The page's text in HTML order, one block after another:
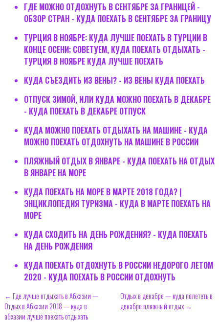
ГДЕ МОЖНО ОТДОХНУТЬ В СЕНТЯБРЕ ЗА ГРАНИЦЕЙ -
ОБЗОР СТРАН - КУДА ПОЕХАТЬ В СЕНТЯБРЕ ЗА ГРАНИЦУ
ТУРЦИЯ В НОЯБРЕ: КУДА ЛУЧШЕ ПОЕХАТЬ В ТУРЦИИ В
КОНЦЕ ОСЕНИ; СОВЕТУЕМ, КУДА ПОЕХАТЬ ОТДЫХАТЬ -
ТУРЦИЯ В НОЯБРЕ КУДА ЛУЧШЕ ПОЕХАТЬ
КУДА СЪЕЗДИТЬ ИЗ ВЕНЫ? - ИЗ ВЕНЫ КУДА ПОЕХАТЬ
ОТПУСК ЗИМОЙ, ИЛИ КУДА МОЖНО ПОЕХАТЬ В ДЕКАБРЕ
- КУДА ПОЕХАТЬ В ДЕКАБРЕ ОТПУСК
КУДА МОЖНО ПОЕХАТЬ ОТДЫХАТЬ НА МАШИНЕ - КУДА
МОЖНО ПОЕХАТЬ ОТДОХНУТЬ НА МАШИНЕ В РОССИИ
ПЛЯЖНЫЙ ОТДЫХ В ЯНВАРЕ - КУДА ПОЕХАТЬ НА ОТДЫХ
В ЯНВАРЕ НА МОРЕ
КУДА ПОЕХАТЬ НА МОРЕ В МАРТЕ 2018 ГОДА? |
ЭНЦИКЛОПЕДИЯ ТУРИЗМА - КУДА В МАРТЕ ПОЕХАТЬ НА
МОРЕ
КУДА СХОДИТЬ НА ДЕНЬ РОЖДЕНИЯ? - КУДА ПОЕХАТЬ
НА ДЕНЬ РОЖДЕНИЯ
КУДА ПОЕХАТЬ ОТДОХНУТЬ В РОССИИ НЕДОРОГО ЛЕТОМ
2020 - КУДА ПОЕХАТЬ В РОССИИ ОТДОХНУТЬ
← Где лучше отдыхать в Абхазии —
Отдых в Абхазии 2018 — куда в
абхазии лучше поехать отдыхать
Отдых в декабре — куда полететь в
декабре пляжный отдых →